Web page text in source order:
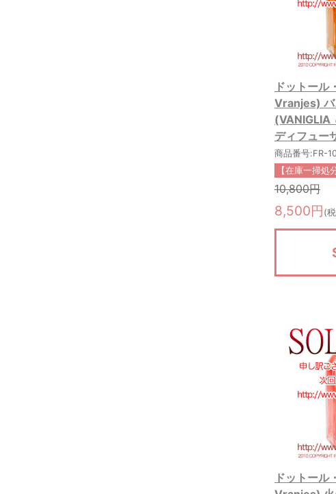
ドットール
Vranjes) バ
(VANIGLIA
ディフュー
商品番号:FR-
【在庫一掃処
10,800円
8,500円 (
ドットール